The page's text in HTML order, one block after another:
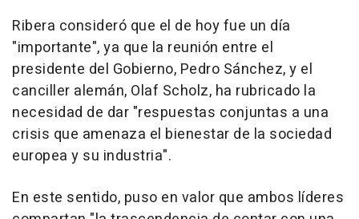
Ribera consideró que el de hoy fue un día
"importante", ya que la reunión entre el
presidente del Gobierno, Pedro Sánchez, y el
canciller alemán, Olaf Scholz, ha rubricado la
necesidad de dar "respuestas conjuntas a una
crisis que amenaza el bienestar de la sociedad
europea y su industria".
En este sentido, puso en valor que ambos líderes